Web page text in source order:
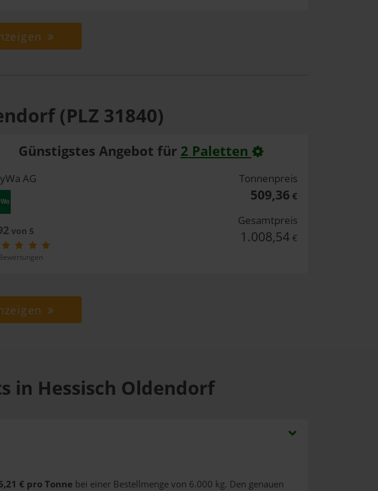
(PLZ 31840)
Günstigstes Angebot für 2 Paletten
AG
von 5
Tonnenpreis
509,36 €
Gesamtpreis
1.008,54 €
in Hessisch Oldendorf
€ pro Tonne bei einer Bestellmenge von 6.000 kg. Den genauen